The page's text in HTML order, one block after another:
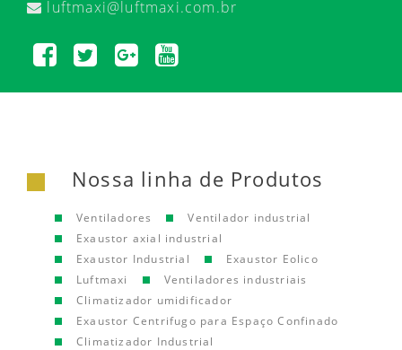
luftmaxi@luftmaxi.com.br
Nossa linha de Produtos
Ventiladores
Ventilador industrial
Exaustor axial industrial
Exaustor Industrial
Exaustor Eolico
Luftmaxi
Ventiladores industriais
Climatizador umidificador
Exaustor Centrifugo para Espaço Confinado
Climatizador Industrial